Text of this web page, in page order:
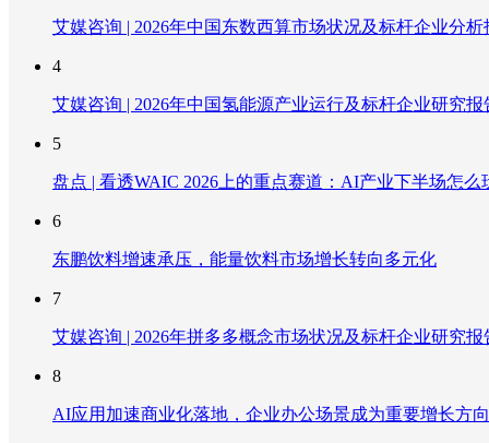
艾媒咨询 | 2026年中国东数西算市场状况及标杆企业分析
4
艾媒咨询 | 2026年中国氢能源产业运行及标杆企业研究报
5
盘点 | 看透WAIC 2026上的重点赛道：AI产业下半场怎么
6
东鹏饮料增速承压，能量饮料市场增长转向多元化
7
艾媒咨询 | 2026年拼多多概念市场状况及标杆企业研究报
8
AI应用加速商业化落地，企业办公场景成为重要增长方向